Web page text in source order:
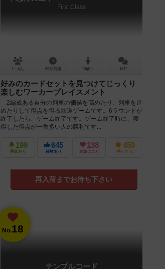
First Class
1～4人 60分前後 10歳～ 14件
好みのカードセットを見つけてじっくり
楽しむワーカープレイスメント
2編成ある自分の列車の価値を高めたり、列車を進
めたりして得点を得る鉄道ゲームです。6ラウンドが
終了したら、ゲーム終了です。ゲーム終了時に、獲
得した得点が一番多い人の勝利です...
199
興味あり
645
経験あり
138
お気に入り
450
持ってる
再入荷までお待ち下さい
No.18
テンプルコード